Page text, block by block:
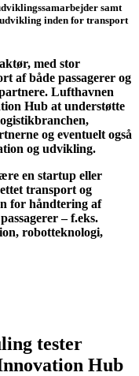
samt
inden for transport
med stor
af både passagerer og
Lufthavnen
Hub at understøtte
og eventuelt også
og udvikling.
en startup eller
transport og
for håndtering af
– f.eks.
robotteknologi,
tester
Hub